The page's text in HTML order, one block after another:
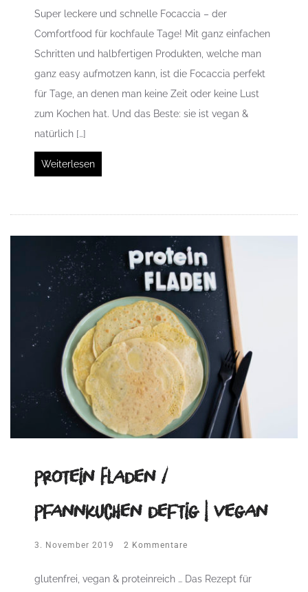
Super leckere und schnelle Focaccia – der
Comfortfood für kochfaule Tage! Mit ganz einfachen
Schritten und halbfertigen Produkten, welche man
ganz easy aufmotzen kann, ist die Focaccia perfekt
für Tage, an denen man keine Zeit oder keine Lust
zum Kochen hat. Und das Beste: sie ist vegan &
natürlich […]
Weiterlesen
Protein Fladen /
Pfannkuchen deftig | vegan
3. November 2019 2 Kommentare
glutenfrei, vegan & proteinreich … Das Rezept für